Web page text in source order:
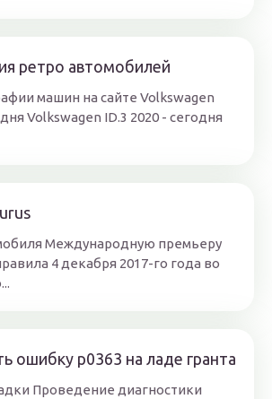
ретро автомобилей
машин на сайте Volkswagen
Volkswagen ID.3 2020 - сегодня
Международную премьеру
4 декабря 2017-го года во
ошибку р0363 на ладе гранта
Проведение диагностики